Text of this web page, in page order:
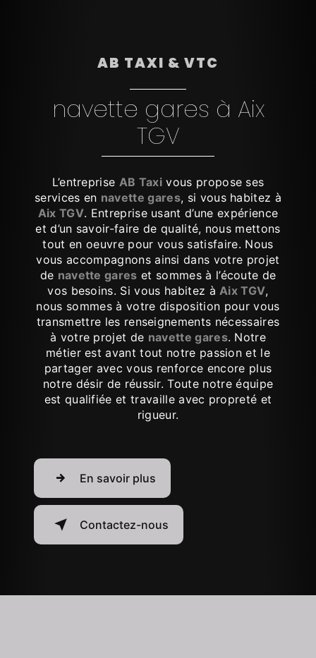
AB TAXI & VTC
navette gares à Aix
TGV
L’entreprise AB Taxivous propose ses
services en navette gares, si vous habitez à
Aix TGV. Entreprise usant d’une expérience
et d’un savoir-faire de qualité, nous mettons
tout en oeuvre pour vous satisfaire. Nous
vous accompagnons ainsi dans votre projet
de navette gares et sommes à l’écoute de
vos besoins. Si vous habitez àAix TGV,
nous sommes à votre disposition pour vous
transmettre les renseignements nécessaires
à votre projet de navette gares. Notre
métier est avant tout notre passion et le
partager avec vous renforce encore plus
notre désir de réussir. Toute notre équipe
est qualifiée et travaille avec propreté et
rigueur.
En savoir plus
Contactez-nous